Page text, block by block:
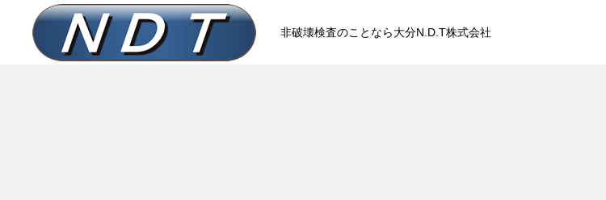
非破壊検査のことなら大分N.D.T株式会社